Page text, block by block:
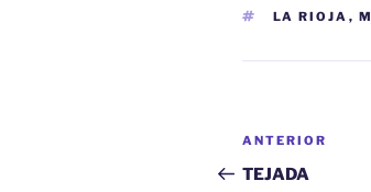
ETIQUETAS
LA RIOJA ,
de
Entrada
anterior:
ANTERIOR
TEJADA